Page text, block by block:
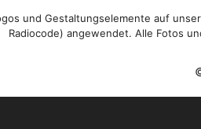
und Gestaltungselemente auf
Radiocode) angewendet. Alle Fotos